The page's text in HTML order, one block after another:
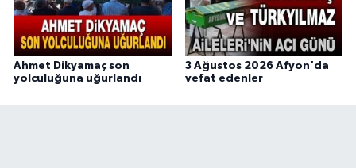
Ahmet Dikyamaç son
yolculuğuna uğurlandı
3 Ağustos 2026 Afyon'da
vefat edenler